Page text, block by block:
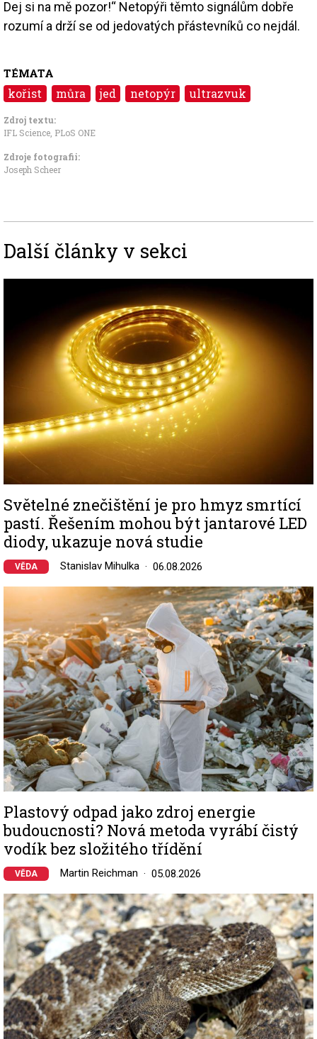
Dej si na mě pozor!“ Netopýři těmto signálům dobře
rozumí a drží se od jedovatých přástevníků co nejdál.
TÉMATA
kořist můra jed netopýr ultrazvuk
Zdroj textu:
IFL Science, PLoS ONE
Zdroje fotografii:
Joseph Scheer
Další články v sekci
Světelné znečištění je pro hmyz smrtící
pastí. Řešením mohou být jantarové LED
diody, ukazuje nová studie
VĚDA Stanislav Mihulka 06.08.2026
Image
Plastový odpad jako zdroj energie
budoucnosti? Nová metoda vyrábí čistý
vodík bez složitého třídění
VĚDA Martin Reichman 05.08.2026
Image